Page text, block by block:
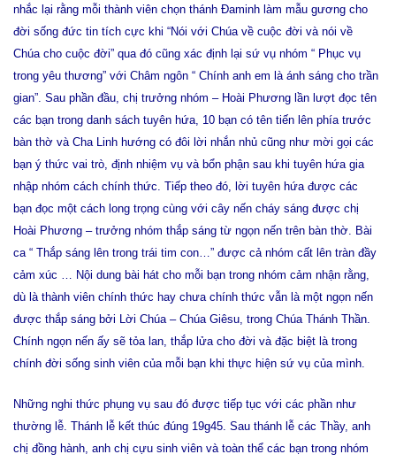
nhắc lại rằng mỗi thành viên chọn thánh Đaminh làm mẫu gương cho
đời sống đức tin tích cực khi “Nói với Chúa về cuộc đời và nói về
Chúa cho cuộc đời” qua đó cũng xác định lại sứ vụ nhóm “ Phục vụ
trong yêu thương” với Châm ngôn “ Chính anh em là ánh sáng cho trần
gian”. Sau phần đầu, chị trưởng nhóm – Hoài Phương lần lượt đọc tên
các bạn trong danh sách tuyên hứa, 10 bạn có tên tiến lên phía trước
bàn thờ và Cha Linh hướng có đôi lời nhắn nhủ cũng như mời gọi các
bạn ý thức vai trò, định nhiệm vụ và bổn phận sau khi tuyên hứa gia
nhập nhóm cách chính thức. Tiếp theo đó, lời tuyên hứa được các
bạn đọc một cách long trọng cùng với cây nến cháy sáng được chị
Hoài Phương – trưởng nhóm thắp sáng từ ngọn nến trên bàn thờ. Bài
ca “ Thắp sáng lên trong trái tim con…” được cả nhóm cất lên tràn đầy
cảm xúc … Nội dung bài hát cho mỗi bạn trong nhóm cảm nhận rằng,
dù là thành viên chính thức hay chưa chính thức vẫn là một ngọn nến
được thắp sáng bởi Lời Chúa – Chúa Giêsu, trong Chúa Thánh Thần.
Chính ngọn nến ấy sẽ tỏa lan, thắp lửa cho đời và đặc biệt là trong
chính đời sống sinh viên của mỗi bạn khi thực hiện sứ vụ của mình.
Những nghi thức phụng vụ sau đó được tiếp tục với các phần như
thường lễ. Thánh lễ kết thúc đúng 19g45. Sau thánh lễ các Thầy, anh
chị đồng hành, anh chị cựu sinh viên và toàn thể các bạn trong nhóm